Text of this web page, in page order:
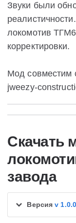
Звуки были
локомотив
корректировки.
Мод совместим
jweezy-
Скачать
завода
Версияv